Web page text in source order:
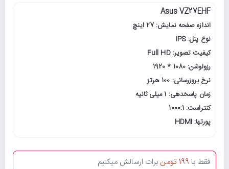
Asus VZ27EHF
اندازه صفحه نمایش: 27 اینچ
نوع پنل: IPS
کیفیت تصویر: Full HD
رزولوشن: 1080 * 1920
نرخ بروزرسانی: 100 هرتز
زمان پاسخدهی: 1 میلی ثانیه
کنتراست: 1000:1
پورتها: HDMI
فقط با 199 تومن برات ارسالش میکنیم